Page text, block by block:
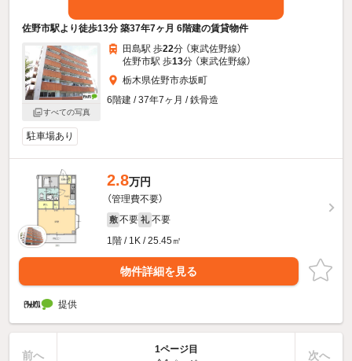
佐野市駅より徒歩13分 築37年7ヶ月 6階建の賃貸物件
すべての写真
田島駅 歩22分 （東武佐野線）
佐野市駅 歩13分 （東武佐野線）
栃木県佐野市赤坂町
6階建 / 37年7ヶ月 / 鉄骨造
駐車場あり
2.8万円
（管理費不要）
敷 不要 礼 不要
1階 / 1K / 25.45㎡
物件詳細を見る
提供
前へ
1ページ目
次へ